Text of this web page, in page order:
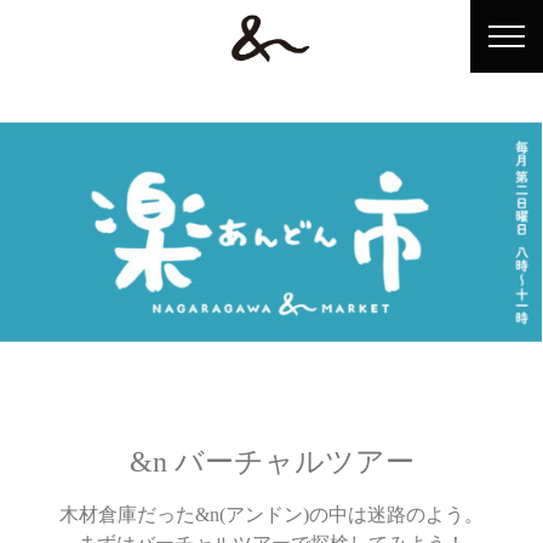
&n（アンドン）とは？
ショップ情報
&n バーチャルツアー
木材倉庫だった&n(アンドン)の中は迷路のよう。